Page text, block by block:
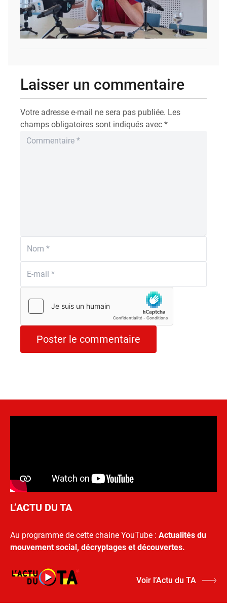
Laisser un commentaire
Votre adresse e-mail ne sera pas publiée. Les
champs obligatoires sont indiqués avec *
L’ACTU DU TA
Au programme de cette chaine YouTube : Actualités du
mouvement social, décryptages et découvertes.
Voir l’Actu du TA